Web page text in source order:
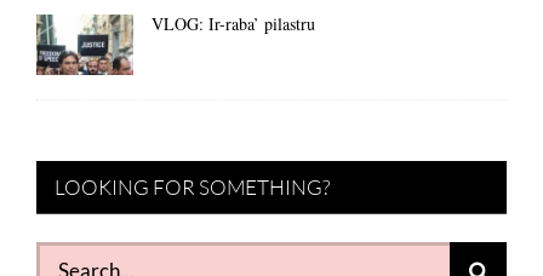
VLOG: Ir-raba’ pilastru
LOOKING FOR SOMETHING?
Search